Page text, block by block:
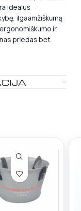
idealus
ilgaamžiškumą
ir
priedas bet